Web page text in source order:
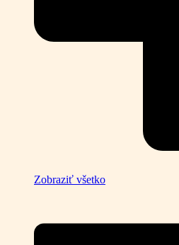
Zobraziť všetko